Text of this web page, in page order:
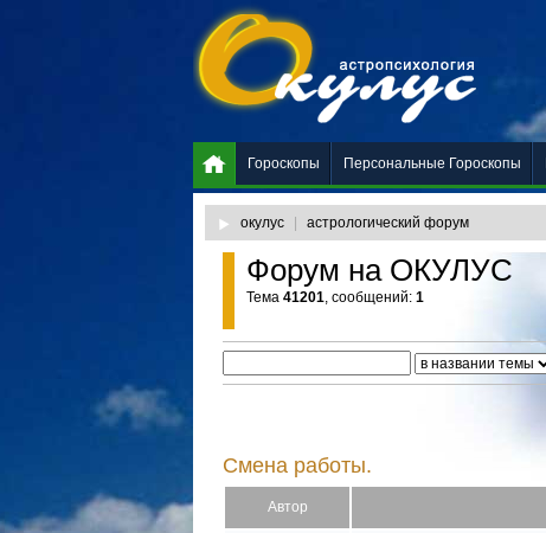
окулус астрологический форум
Форум на ОКУЛУС
Тема 41201, сообщений: 1
Смена работы.
Автор
Гороскопы Персональные Гороскопы